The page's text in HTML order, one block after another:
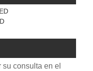
consulta en el